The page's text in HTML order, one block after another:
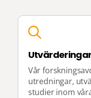
Vår
utredningar,
studier inom